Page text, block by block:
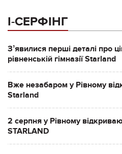
І-СЕРФІНГ
Зʼявилися перші деталі про
рівненській гімназії Starland
Вже незабаром у Рівному
Starland
2 серпня у Рівному
STARLAND